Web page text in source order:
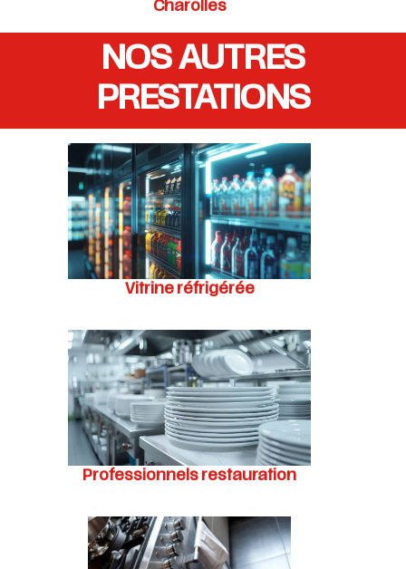
Charolles
NOS AUTRES
PRESTATIONS
Vitrine réfrigérée
Professionnels restauration